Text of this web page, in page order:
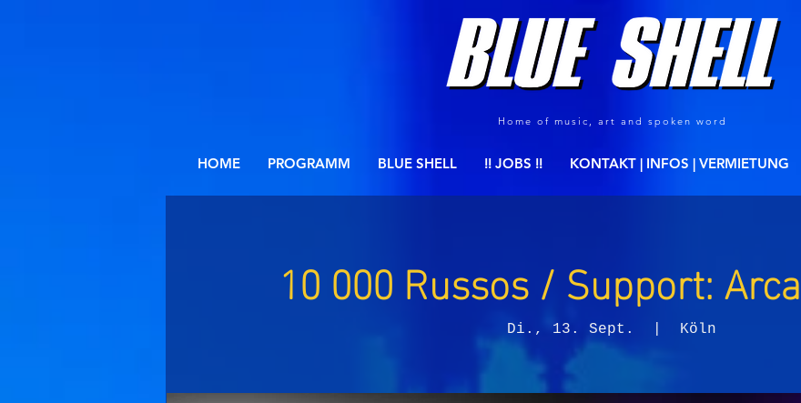
Home of music, art and spoken word
HOME PROGRAMM BLUE SHELL !! JOBS !! KONTAKT | INFOS | VERMIETUNG
10 000 Russos / Support:
Di., 13. Sept. Köln